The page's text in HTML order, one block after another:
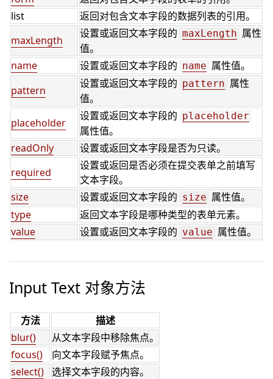
list
返回对包含文本字段的数据列表的引用。
maxLength
设置或返回文本字段的 maxLength 属性
值。
name
设置或返回文本字段的 name 属性值。
pattern
设置或返回文本字段的 pattern 属性
值。
placeholder
设置或返回文本字段的 placeholder
属性值。
readOnly
设置或返回文本字段是否为只读。
required
设置或返回是否必须在提交表单之前填写
文本字段。
size
设置或返回文本字段的 size 属性值。
type
返回文本字段是哪种类型的表单元素。
value
设置或返回文本字段的 value 属性值。
Input Text 对象方法
方法
描述
blur()
从文本字段中移除焦点。
focus()
向文本字段赋予焦点。
select() 选择文本字段的内容。